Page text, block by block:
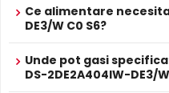
iluminare, oferind detalii
Ce alimentare necesita
DE3/W C0 S6?
Unde pot gasi
DS-2DE2A404IW-DE3/